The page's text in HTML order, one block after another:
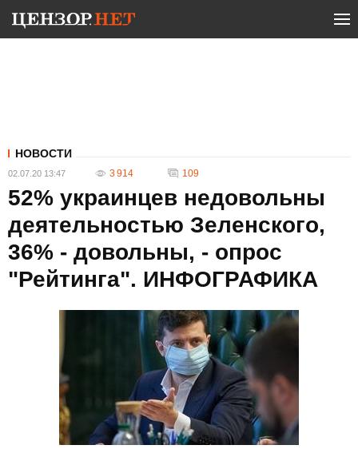
НОВОСТИ
02.07.20 13:47 3 914 109
52% украинцев недовольны
деятельностью Зеленского,
36% - довольны, - опрос
"Рейтинга". ИНФОГРАФИКА